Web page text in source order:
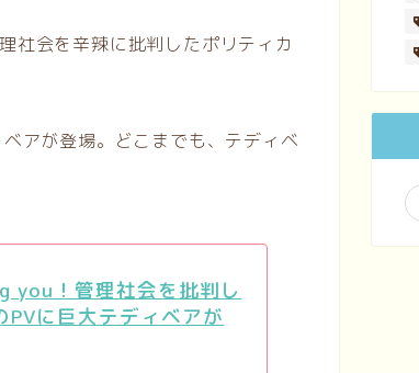
社会を辛辣に批判したポリティカ
アが登場。どこまでも、テディベ
！管理社会を批判し
に巨大テディベアが